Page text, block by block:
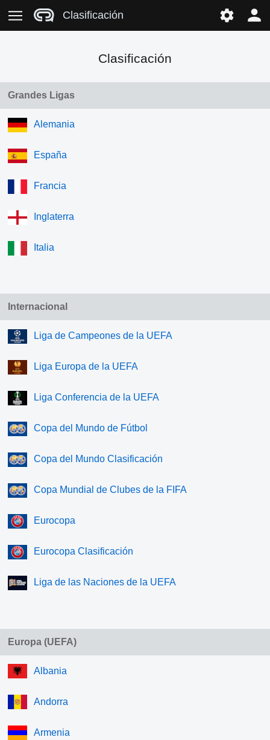
Clasificación
Clasificación
Grandes Ligas
Alemania
España
Francia
Inglaterra
Italia
Internacional
Liga de Campeones de la UEFA
Liga Europa de la UEFA
Liga Conferencia de la UEFA
Copa del Mundo de Fútbol
Copa del Mundo Clasificación
Copa Mundial de Clubes de la FIFA
Eurocopa
Eurocopa Clasificación
Liga de las Naciones de la UEFA
Europa (UEFA)
Albania
Andorra
Armenia